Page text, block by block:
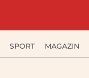
SPORT MAGAZIN